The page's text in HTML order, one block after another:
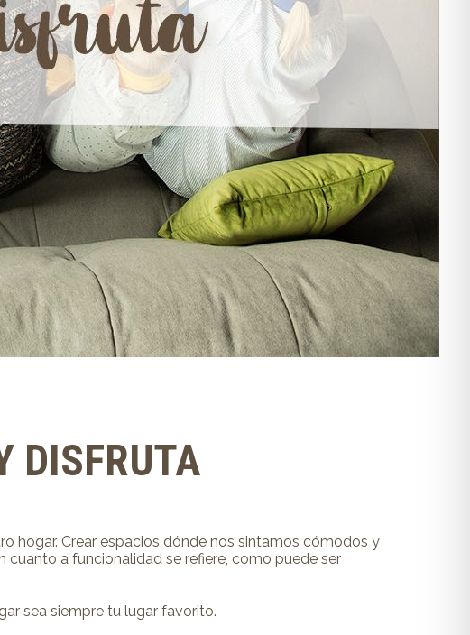
DISFRUTA
hogar. Crear espacios dónde nos sintamos cómodos y
a funcionalidad se refiere, como puede ser
sea siempre tu lugar favorito.